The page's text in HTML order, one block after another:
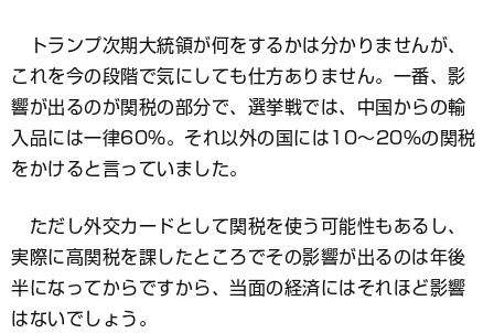
トランプ次期大統領が何をするかは分かりませんが、
これを今の段階で気にしても仕方ありません。一番、影
響が出るのが関税の部分で、選挙戦では、中国からの輸
入品には一律60％。それ以外の国には10～20％の関税
をかけると言っていました。
ただし外交カードとして関税を使う可能性もあるし、
実際に高関税を課したところでその影響が出るのは年後
半になってからですから、当面の経済にはそれほど影響
はないでしょう。